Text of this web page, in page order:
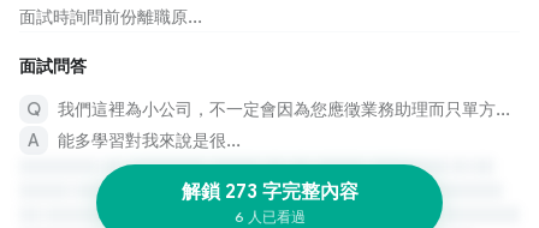
面試時詢問前份離職原...
面試問答
我們這裡為小公司，不一定會因為您應徵業務助理而只單方面做這個職務的工作，這部分您能接受嗎？
能多學習對我來說是很...
解鎖 273 字完整內容
6 人已看過